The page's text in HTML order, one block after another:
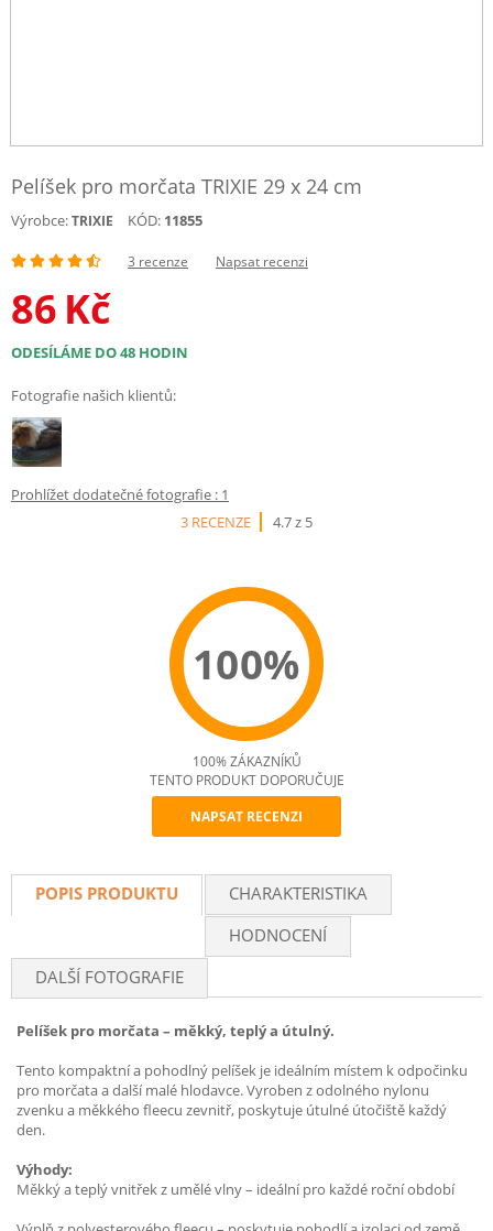
Pelíšek pro morčata TRIXIE 29 x 24 cm
Výrobce:TRIXIE KÓD: 11855
3 recenze Napsat recenzi
86 Kč
ODESÍLÁME DO 48 HODIN
Fotografie našich klientů:
Prohlížet dodatečné fotografie : 1
3 RECENZE
4.7 z 5
100%
Recommend
100% ZÁKAZNÍKŮ
TENTO PRODUKT DOPORUČUJE
NAPSAT RECENZI
POPIS PRODUKTU
CHARAKTERISTIKA
HODNOCENÍ
DALŠÍ FOTOGRAFIE
Pelíšek pro morčata – měkký, teplý a útulný.
Tento kompaktní a pohodlný pelíšek je ideálním místem k odpočinku
pro morčata a další malé hlodavce. Vyroben z odolného nylonu
zvenku a měkkého fleecu zevnitř, poskytuje útulné útočiště každý
den.
Výhody:
Měkký a teplý vnitřek z umělé vlny – ideální pro každé roční období